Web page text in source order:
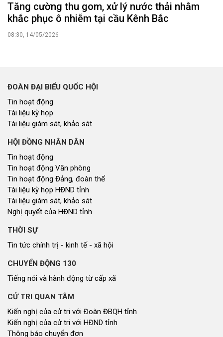
Tăng cường thu gom, xử lý nước thải nhằm
khắc phục ô nhiễm tại cầu Kênh Bắc
08:30, 14/05/2026
ĐOÀN ĐẠI BIỂU QUỐC HỘI
Tin hoạt động
Tài liệu kỳ họp
Tài liệu giám sát, khảo sát
HỘI ĐỒNG NHÂN DÂN
Tin hoạt động
Tin hoạt động Văn phòng
Tin hoạt động Đảng, đoàn thể
Tài liệu kỳ họp HĐND tỉnh
Tài liệu giám sát, khảo sát
Nghị quyết của HĐND tỉnh
THỜI SỰ
Tin tức chính trị - kinh tế - xã hội
CHUYỂN ĐỘNG 130
Tiếng nói và hành động từ cấp xã
CỬ TRI QUAN TÂM
Kiến nghị của cử tri với Đoàn ĐBQH tỉnh
Kiến nghị của cử tri với HĐND tỉnh
Thông báo chuyển đơn